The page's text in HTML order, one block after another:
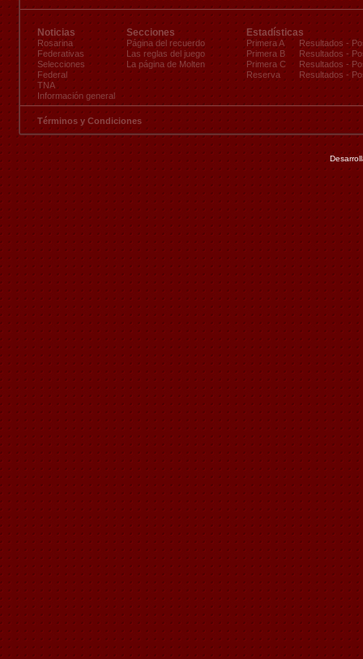
Noticias
Rosarina
Federativas
Selecciones
Federal
TNA
Información general
Secciones
Página del recuerdo
Las reglas del juego
La página de Molten
Estadísticas
Primera A
Primera B
Primera C
Reserva
Resultados -
Resultados -
Resultados -
Resultados -
Términos y Condiciones